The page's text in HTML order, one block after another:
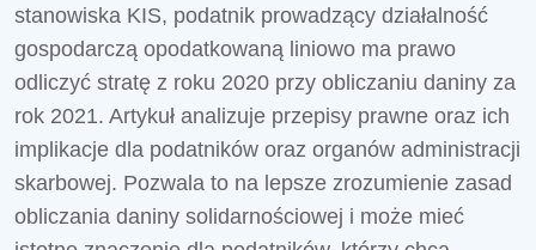
stanowiska KIS, podatnik prowadzący działalność
gospodarczą opodatkowaną liniowo ma prawo
odliczyć stratę z roku 2020 przy obliczaniu daniny za
rok 2021. Artykuł analizuje przepisy prawne oraz ich
implikacje dla podatników oraz organów administracji
skarbowej. Pozwala to na lepsze zrozumienie zasad
obliczania daniny solidarnościowej i może mieć